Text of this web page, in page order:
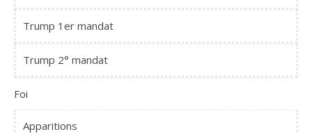
Trump 1er mandat
Trump 2° mandat
Foi
Apparitions